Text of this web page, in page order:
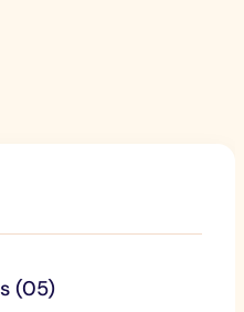
(05)